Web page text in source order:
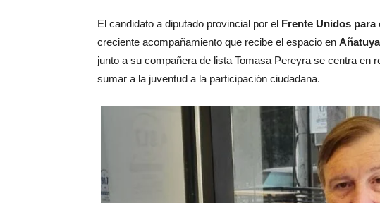
El candidato a diputado provincial por el Frente Unidos para
creciente acompañamiento que recibe el espacio en Añatuya
junto a su compañera de lista Tomasa Pereyra se centra en
sumar a la juventud a la participación ciudadana.